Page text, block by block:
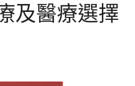
及醫療選擇